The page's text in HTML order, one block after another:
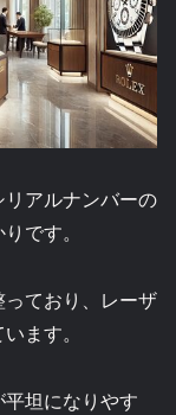
アルナンバーの
です。
ており、レーザ
ます。
坦になりやす